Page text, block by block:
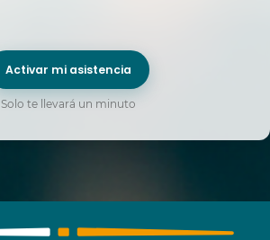
Activar mi asistencia
Solo te llevará un minuto